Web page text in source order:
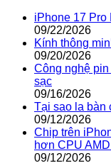
iPhone 17 Pro
09/22/2026
Kính thông
09/20/2026
Công nghệ
sạc
09/16/2026
Tại sao la bàn
09/12/2026
Chip trên
hơn CPU AMD
09/12/2026